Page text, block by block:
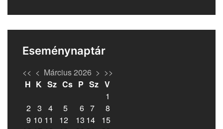
Eseménynaptár
<< < Március 2026 > >>
H K Sz Cs P Sz V
1
2 3 4 5 6 7
8
9 10 11 12 13 14
15